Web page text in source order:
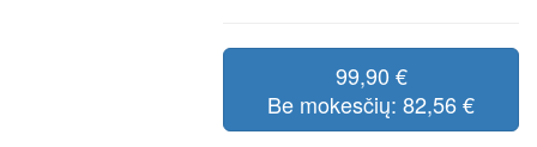
99,90 €
Be mokesčių: 82,56 €